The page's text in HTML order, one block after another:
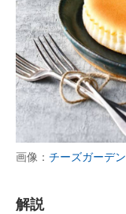
画像： チーズガーデン
解説